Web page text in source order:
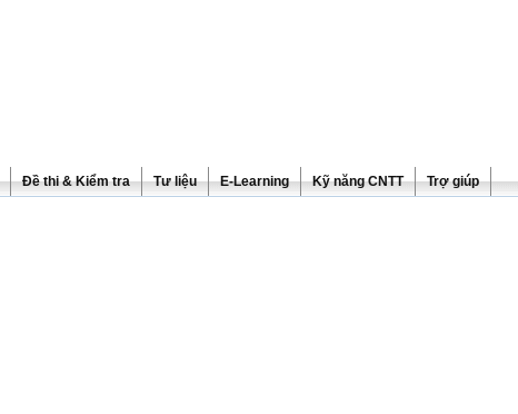
Đề thi & Kiểm tra Tư liệu E-Learning Kỹ năng CNTT Trợ giúp